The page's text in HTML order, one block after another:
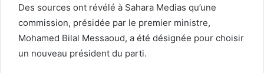
Des sources ont révélé à Sahara Medias qu’une
commission, présidée par le premier ministre,
Mohamed Bilal Messaoud, a été désignée pour choisir
un nouveau président du parti.